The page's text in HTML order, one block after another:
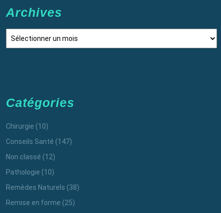
Archives
Catégories
Chirurgie (10)
Conseils Santé (147)
Non classé (12)
Pathologie (10)
Remèdes Naturels (38)
Remise en forme (25)